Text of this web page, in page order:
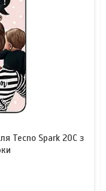
Tecno Spark 20C з